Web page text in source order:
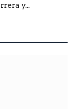
y...